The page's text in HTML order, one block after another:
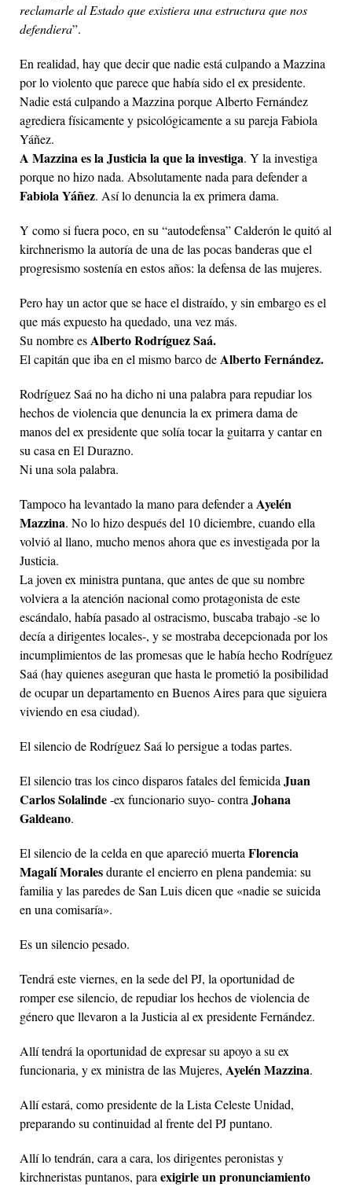
reclamarle al Estado que existiera una estructura que nos
defendiera”.
En realidad, hay que decir que nadie está culpando a Mazzina
por lo violento que parece que había sido el ex presidente.
Nadie está culpando a Mazzina porque Alberto Fernández
agrediera físicamente y psicológicamente a su pareja Fabiola
Yáñez.
A Mazzina es la Justicia la que la investiga. Y la investiga
porque no hizo nada. Absolutamente nada para defender a
Fabiola Yáñez. Así lo denuncia la ex primera dama.
Y como si fuera poco, en su “autodefensa” Calderón le quitó al
kirchnerismo la autoría de una de las pocas banderas que el
progresismo sostenía en estos años: la defensa de las mujeres.
Pero hay un actor que se hace el distraído, y sin embargo es el
que más expuesto ha quedado, una vez más.
Su nombre esAlberto Rodríguez Saá.
El capitán que iba en el mismo barco deAlberto Fernández.
Rodríguez Saá no ha dicho ni una palabra para repudiar los
hechos de violencia que denuncia la ex primera dama de
manos del ex presidente que solía tocar la guitarra y cantar en
su casa en El Durazno.
Ni una sola palabra.
Tampoco ha levantado la mano para defender a Ayelén
Mazzina. No lo hizo después del 10 diciembre, cuando ella
volvió al llano, mucho menos ahora que es investigada por la
Justicia.
La joven ex ministra puntana, que antes de que su nombre
volviera a la atención nacional como protagonista de este
escándalo, había pasado al ostracismo, buscaba trabajo -se lo
decía a dirigentes locales-, y se mostraba decepcionada por los
incumplimientos de las promesas que le había hecho Rodríguez
Saá (hay quienes aseguran que hasta le prometió la posibilidad
de ocupar un departamento en Buenos Aires para que siguiera
viviendo en esa ciudad).
El silencio de Rodríguez Saá lo persigue a todas partes.
El silencio tras los cinco disparos fatales del femicida Juan
Carlos Solalinde-ex funcionario suyo- contra Johana
Galdeano.
El silencio de la celda en que apareció muerta Florencia
Magalí Moralesdurante el encierro en plena pandemia: su
familia y las paredes de San Luis dicen que «nadie se suicida
en una comisaría».
Es un silencio pesado.
Tendrá este viernes, en la sede del PJ, la oportunidad de
romper ese silencio, de repudiar los hechos de violencia de
género que llevaron a la Justicia al ex presidente Fernández.
Allí tendrá la oportunidad de expresar su apoyo a su ex
funcionaria, y ex ministra de las Mujeres, Ayelén Mazzina.
Allí estará, como presidente de la Lista Celeste Unidad,
preparando su continuidad al frente del PJ puntano.
Allí lo tendrán, cara a cara, los dirigentes peronistas y
kirchneristas puntanos, para exigirle un pronunciamiento